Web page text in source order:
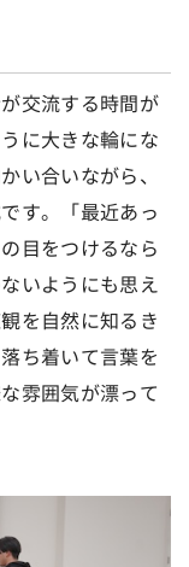
交流する時間が
に大きな輪にな
い合いながら、
す。「最近あっ
目をつけるなら
いようにも思え
を自然に知るき
ち着いて言葉を
雰囲気が漂って